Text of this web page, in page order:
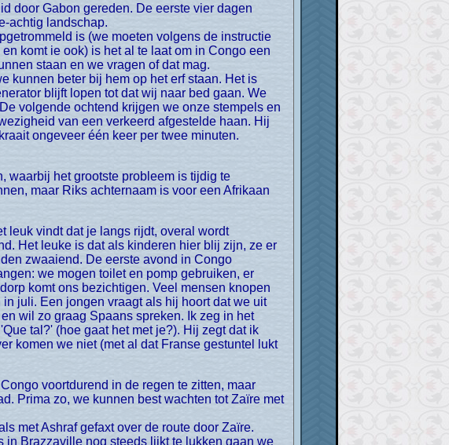
achtig landschap.
is (we moeten volgens de instructie
komt ie ook) is het al te laat om in Congo een
staan en we vragen of dat mag.
kunnen beter bij hem op het erf staan. Het is
blijft lopen tot dat wij naar bed gaan. We
volgende ochtend krijgen we onze stempels en
van een verkeerd afgestelde haan. Hij
ongeveer één keer per twee minuten.
maar Riks achternaam is voor een Afrikaan
Het leuke is dat als kinderen hier blij zijn, ze er
zwaaiend. De eerste avond in Congo
we mogen toilet en pomp gebruiken, er
komt ons bezichtigen. Veel mensen knopen
juli. Een jongen vraagt als hij hoort dat we uit
wil zo graag Spaans spreken. Ik zeg in het
tal?' (hoe gaat het met je?). Hij zegt dat ik
komen we niet (met al dat Franse gestuntel lukt
Prima zo, we kunnen best wachten tot Zaïre met
met Ashraf gefaxt over de route door Zaïre.
Brazzaville nog steeds lijkt te lukken gaan we